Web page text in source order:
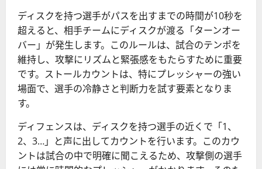
ディスクを持つ選手がパスを出すまでの時間が10秒を
超えると、相手チームにディスクが渡る「ターンオー
バー」が発生します。このルールは、試合のテンポを
維持し、攻撃にリズムと緊張感をもたらすために重要
です。ストールカウントは、特にプレッシャーの強い
場面で、選手の冷静さと判断力を試す要素となりま
す。
ディフェンスは、ディスクを持つ選手の近くで「1、
2、3…」と声に出してカウントを行います。このカウ
ントは試合の中で明確に聞こえるため、攻撃側の選手